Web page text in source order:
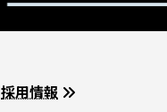
採用情報